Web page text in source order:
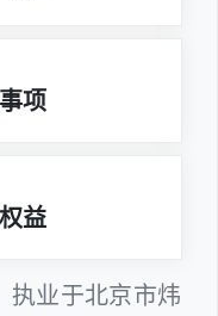
项
益
执业于北京市炜